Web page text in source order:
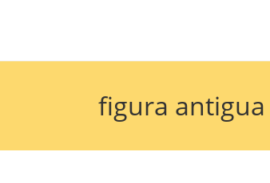
figura antigua